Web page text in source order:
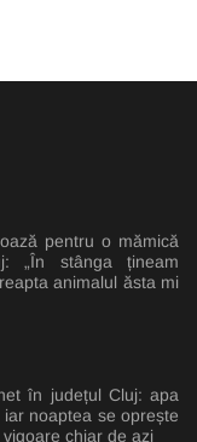
pentru o mămică
„În stânga țineam
animalul ăsta mi
în județul Cluj: apa
noaptea se oprește
chiar de azi